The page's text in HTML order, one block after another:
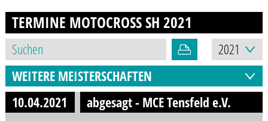
TERMINE MOTOCROSS SH 2021
WEITERE MEISTERSCHAFTEN
10.04.2021
abgesagt - MCE Tensfeld e.V.